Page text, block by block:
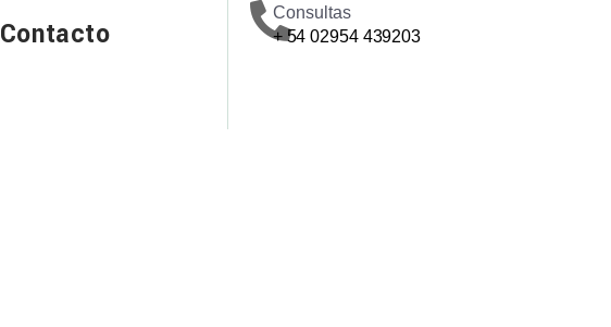
Contacto
Consultas
+ 54 02954 439203